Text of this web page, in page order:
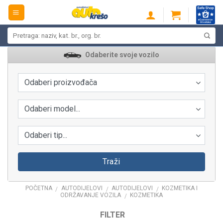
Skip
content
Odaberite svoje vozilo
Odaberi proizvođača
Odaberi model...
Odaberi tip...
Traži
POČETNA / AUTODIJELOVI / AUTODIJELOVI / KOZMETIKA I
ODRŽAVANJE VOZILA / KOZMETIKA
FILTER